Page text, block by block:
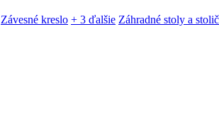
Závesné kreslo + 3 ďalšie Záhradné stoly a